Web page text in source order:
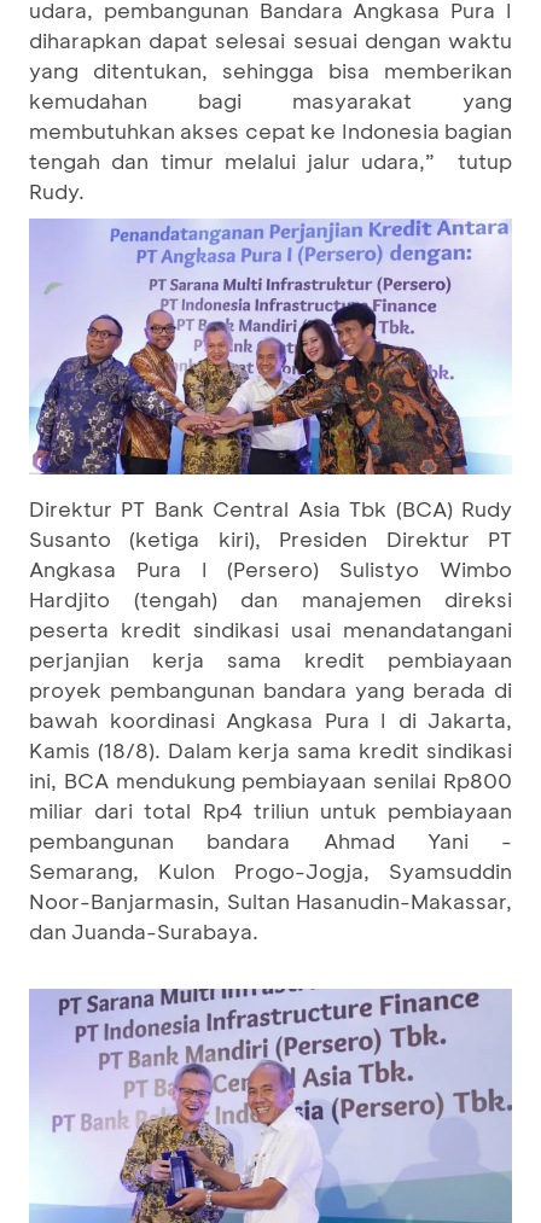
udara, pembangunan Bandara Angkasa Pura I
diharapkan dapat selesai sesuai dengan waktu
yang ditentukan, sehingga bisa memberikan
kemudahan bagi masyarakat yang
membutuhkan akses cepat ke Indonesia bagian
tengah dan timur melalui jalur udara,” tutup
Rudy.
Direktur PT Bank Central Asia Tbk (BCA) Rudy
Susanto (ketiga kiri), Presiden Direktur PT
Angkasa Pura I (Persero) Sulistyo Wimbo
Hardjito (tengah) dan manajemen direksi
peserta kredit sindikasi usai menandatangani
perjanjian kerja sama kredit pembiayaan
proyek pembangunan bandara yang berada di
bawah koordinasi Angkasa Pura I di Jakarta,
Kamis (18/8). Dalam kerja sama kredit sindikasi
ini, BCA mendukung pembiayaan senilai Rp800
miliar dari total Rp4 triliun untuk pembiayaan
pembangunan bandara Ahmad Yani -
Semarang, Kulon Progo-Jogja, Syamsuddin
Noor-Banjarmasin, Sultan Hasanudin-Makassar,
dan Juanda-Surabaya.